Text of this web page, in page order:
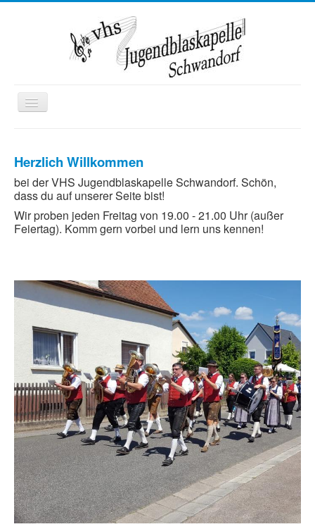
Toggle
Navigation
Wir über uns
Termine
Kontakt
Mitglied werden
Kooperationen
Herzlich Willkommen
bei der VHS Jugendblaskapelle Schwandorf. Schön,
dass du auf unserer Seite bist!
Wir proben jeden Freitag von 19.00 - 21.00 Uhr (außer
Feiertag). Komm gern vorbei und lern uns kennen!